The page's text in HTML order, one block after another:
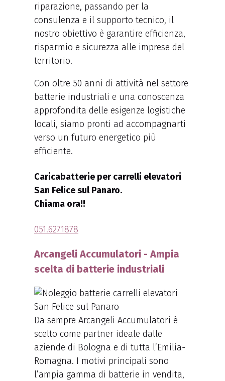
riparazione, passando per la
consulenza e il supporto tecnico, il
nostro obiettivo è garantire efficienza,
risparmio e sicurezza alle imprese del
territorio.
Con oltre 50 anni di attività nel settore
batterie industriali e una conoscenza
approfondita delle esigenze logistiche
locali, siamo pronti ad accompagnarti
verso un futuro energetico più
efficiente.
Caricabatterie per carrelli elevatori
San Felice sul Panaro.
Chiama ora!!
051.6271878
Arcangeli Accumulatori - Ampia
scelta di batterie industriali
Da sempre Arcangeli Accumulatori è
scelto come partner ideale dalle
aziende di Bologna e di tutta l’Emilia-
Romagna. I motivi principali sono
l’ampia gamma di batterie in vendita,